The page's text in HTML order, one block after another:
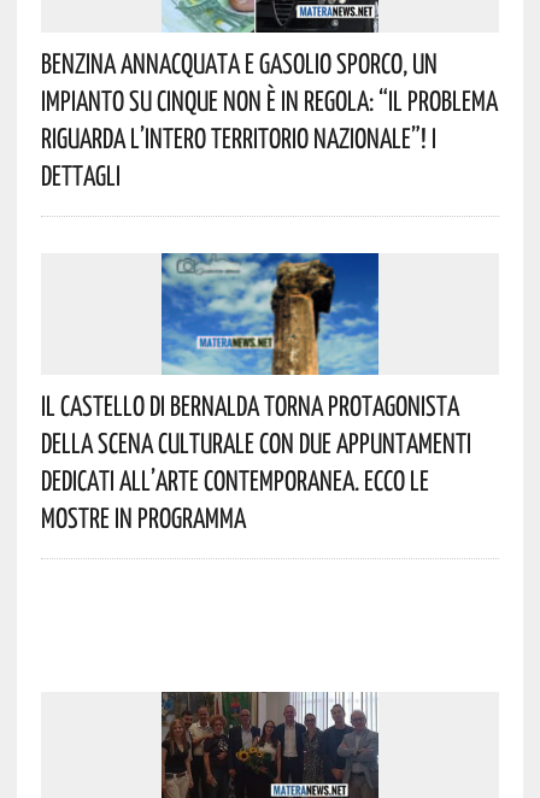
Benzina Annacquata E Gasolio Sporco, Un
Impianto Su Cinque Non È In Regola: “il Problema
Riguarda L’intero Territorio Nazionale”! I
Dettagli
Il Castello Di Bernalda Torna Protagonista
Della Scena Culturale Con Due Appuntamenti
Dedicati All’arte Contemporanea. Ecco Le
Mostre In Programma